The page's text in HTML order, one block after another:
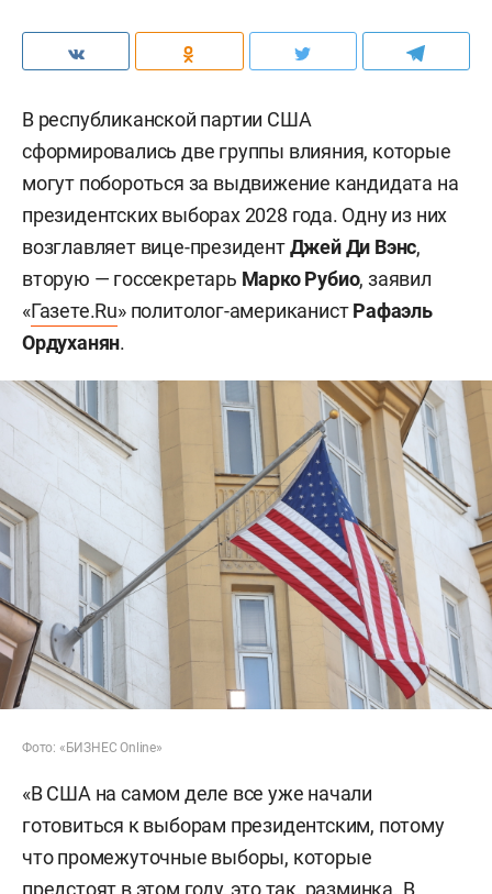
В республиканской партии США
сформировались две группы влияния, которые
могут побороться за выдвижение кандидата на
президентских выборах 2028 года. Одну из них
возглавляет вице-президентДжей Ди Вэнс,
вторую — госсекретарь Марко Рубио, заявил
«Газете.Ru» политолог-американистРафаэль
Ордуханян.
Фото: «БИЗНЕС Online»
«В США на самом деле все уже начали
готовиться к выборам президентским, потому
что промежуточные выборы, которые
предстоят в этом году, это так, разминка. В